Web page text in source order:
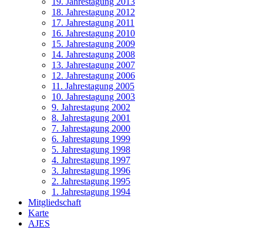
18. Jahrestagung 2012
17. Jahrestagung 2011
16. Jahrestagung 2010
15. Jahrestagung 2009
14. Jahrestagung 2008
13. Jahrestagung 2007
12. Jahrestagung 2006
11. Jahrestagung 2005
10. Jahrestagung 2003
9. Jahrestagung 2002
8. Jahrestagung 2001
7. Jahrestagung 2000
6. Jahrestagung 1999
5. Jahrestagung 1998
4. Jahrestagung 1997
3. Jahrestagung 1996
2. Jahrestagung 1995
1. Jahrestagung 1994
Mitgliedschaft
Karte
AJES